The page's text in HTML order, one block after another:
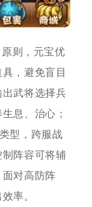
则，元宝优
，避免盲目
武将选择兵
息、治心；
型，跨服战
阵容可将辅
对高防阵
率。